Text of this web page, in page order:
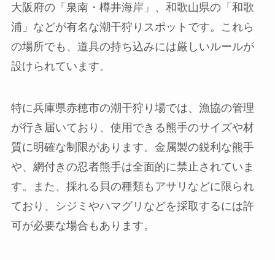
大阪府の「泉南・樽井海岸」、和歌山県の「和歌
浦」などが有名な潮干狩りスポットです。これら
の場所でも、道具の持ち込みには厳しいルールが
設けられています。
特に兵庫県赤穂市の潮干狩り場では、漁協の管理
が行き届いており、使用できる熊手のサイズや材
質に明確な制限があります。金属製の鋭利な熊手
や、網付きの忍者熊手は全面的に禁止されていま
す。また、採れる貝の種類もアサリなどに限られ
ており、シジミやハマグリなどを採取するには許
可が必要な場合もあります。